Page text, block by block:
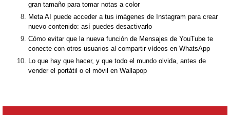
gran tamaño para tomar notas a color
Meta AI puede acceder a tus imágenes de Instagram para crear
nuevo contenido: así puedes desactivarlo
Cómo evitar que la nueva función de Mensajes de YouTube te
conecte con otros usuarios al compartir vídeos en WhatsApp
Lo que hay que hacer, y que todo el mundo olvida, antes de
vender el portátil o el móvil en Wallapop